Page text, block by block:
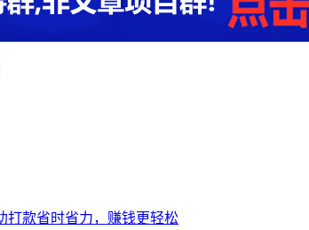
打款省时省力，赚钱更轻松